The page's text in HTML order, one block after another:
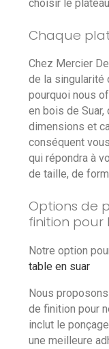
choisir le
Chaque
Chez Mercier
de la singularité
pourquoi nous
en bois de
dimensions et
conséquent
qui répondra à
de taille, de
Options de
finition
Notre option
table en suar
Nous
de finition pour
inclut le
une meilleure